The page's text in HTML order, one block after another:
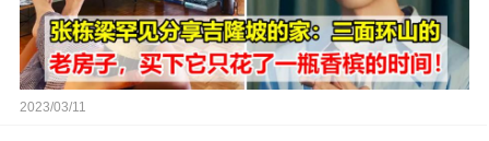
2023/03/11